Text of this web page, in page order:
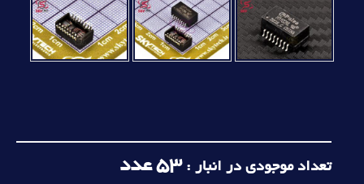
تعداد موجودی در انبار :53 عدد